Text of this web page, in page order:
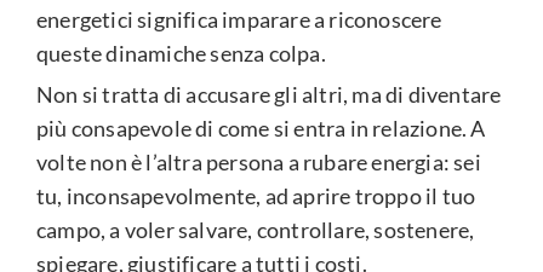
energetici significa imparare a riconoscere
queste dinamiche senza colpa.
Non si tratta di accusare gli altri, ma di diventare
più consapevole di come si entra in relazione. A
volte non è l’altra persona a rubare energia: sei
tu, inconsapevolmente, ad aprire troppo il tuo
campo, a voler salvare, controllare, sostenere,
spiegare, giustificare a tutti i costi.